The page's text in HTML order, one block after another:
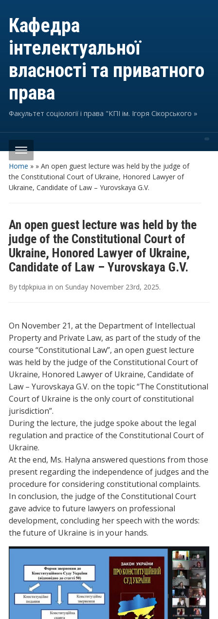
Кафедра
інтелектуальної
власності та приватного
права
Факультет соціології і права "КПІ ім. Ігоря Сікорського »
Home » » An open guest lecture was held by the judge of
the Constitutional Court of Ukraine, Honored Lawyer of
Ukraine, Candidate of Law – Yurovskaya G.V.
An open guest lecture was held by the
judge of the Constitutional Court of
Ukraine, Honored Lawyer of Ukraine,
Candidate of Law – Yurovskaya G.V.
Bytdpkpiua in on Sunday November 23rd, 2025.
On November 21, at the Department of Intellectual
Property and Private Law, as part of the study of the
course “Constitutional Law”, an open guest lecture
was held by the judge of the Constitutional Court of
Ukraine, Honored Lawyer of Ukraine, Candidate of
Law – Yurovskaya G.V. on the topic “The Constitutional
Court of Ukraine is the only court of constitutional
jurisdiction”.
During the lecture, the judge spoke about the legal
regulation and practice of the Constitutional Court of
Ukraine.
At the end, Ms. Halyna answered questions from those
present regarding the independence of judges and the
procedure for considering constitutional complaints.
In conclusion, the judge of the Constitutional Court
gave advice to future lawyers on professional
development, concluding her speech with the words:
the future of Ukraine is in your hands.